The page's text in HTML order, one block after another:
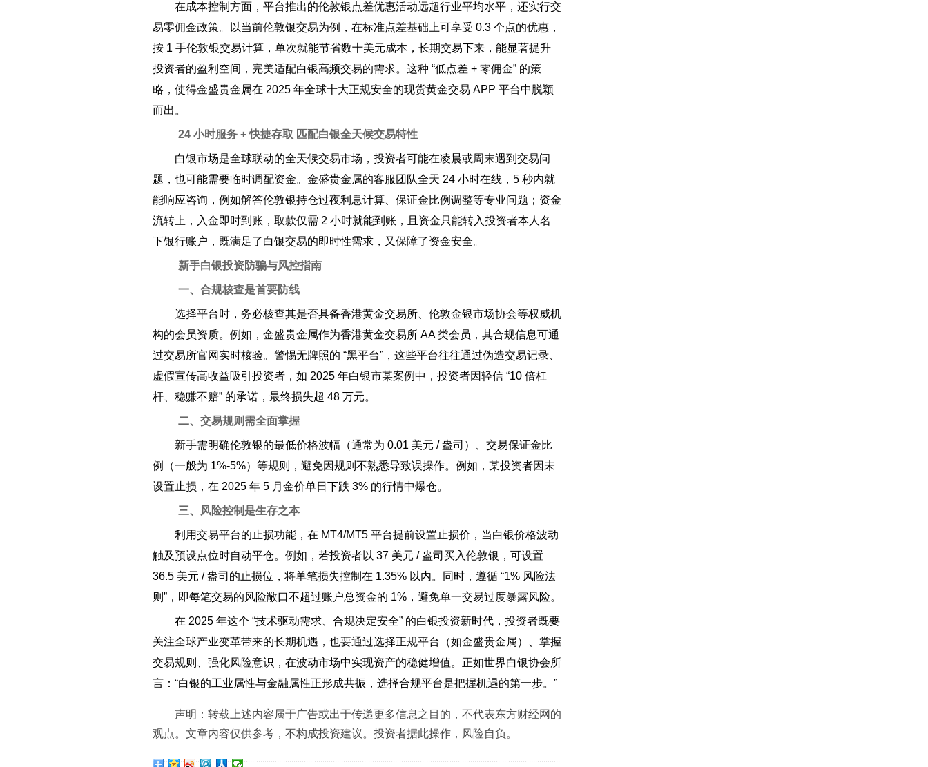
在成本控制方面，平台推出的伦敦银点差优惠活动远超行业平均水平，还实行交
易零佣金政策。以当前伦敦银交易为例，在标准点差基础上可享受 0.3 个点的优惠，
按 1 手伦敦银交易计算，单次就能节省数十美元成本，长期交易下来，能显著提升
投资者的盈利空间，完美适配白银高频交易的需求。这种 “低点差 + 零佣金” 的策
略，使得金盛贵金属在 2025 年全球十大正规安全的现货黄金交易 APP 平台中脱颖
而出。
24 小时服务 + 快捷存取 匹配白银全天候交易特性
白银市场是全球联动的全天候交易市场，投资者可能在凌晨或周末遇到交易问
题，也可能需要临时调配资金。金盛贵金属的客服团队全天 24 小时在线，5 秒内就
能响应咨询，例如解答伦敦银持仓过夜利息计算、保证金比例调整等专业问题；资金
流转上，入金即时到账，取款仅需 2 小时就能到账，且资金只能转入投资者本人名
下银行账户，既满足了白银交易的即时性需求，又保障了资金安全。
新手白银投资防骗与风控指南
一、合规核查是首要防线
选择平台时，务必核查其是否具备香港黄金交易所、伦敦金银市场协会等权威机
构的会员资质。例如，金盛贵金属作为香港黄金交易所 AA 类会员，其合规信息可通
过交易所官网实时核验。警惕无牌照的 “黑平台”，这些平台往往通过伪造交易记录、
虚假宣传高收益吸引投资者，如 2025 年白银市某案例中，投资者因轻信 “10 倍杠
杆、稳赚不赔” 的承诺，最终损失超 48 万元。
二、交易规则需全面掌握
新手需明确伦敦银的最低价格波幅（通常为 0.01 美元 / 盎司）、交易保证金比
例（一般为 1%-5%）等规则，避免因规则不熟悉导致误操作。例如，某投资者因未
设置止损，在 2025 年 5 月金价单日下跌 3% 的行情中爆仓。
三、风险控制是生存之本
利用交易平台的止损功能，在 MT4/MT5 平台提前设置止损价，当白银价格波动
触及预设点位时自动平仓。例如，若投资者以 37 美元 / 盎司买入伦敦银，可设置
36.5 美元 / 盎司的止损位，将单笔损失控制在 1.35% 以内。同时，遵循 “1% 风险法
则”，即每笔交易的风险敞口不超过账户总资金的 1%，避免单一交易过度暴露风险。
在 2025 年这个 “技术驱动需求、合规决定安全” 的白银投资新时代，投资者既要
关注全球产业变革带来的长期机遇，也要通过选择正规平台（如金盛贵金属）、掌握
交易规则、强化风险意识，在波动市场中实现资产的稳健增值。正如世界白银协会所
言：“白银的工业属性与金融属性正形成共振，选择合规平台是把握机遇的第一步。”
声明：转载上述内容属于广告或出于传递更多信息之目的，不代表东方财经网的
观点。文章内容仅供参考，不构成投资建议。投资者据此操作，风险自负。